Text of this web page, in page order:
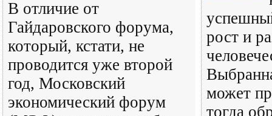
В отличие от
Гайдаровского форума,
который, кстати, не
проводится уже второй
год, Московский
экономический форум
рост и
может
тогда